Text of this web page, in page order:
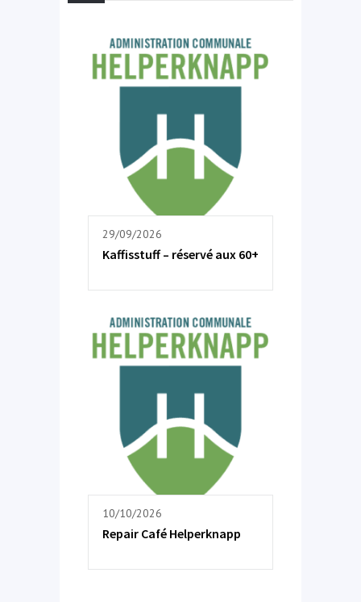
29/09/2026
Kaffisstuff – réservé aux 60+
10/10/2026
Repair Café Helperknapp